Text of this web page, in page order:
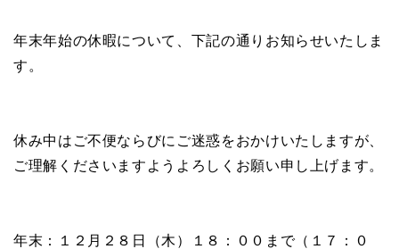
年末年始の休暇について、下記の通りお知らせいたしま
す。
休み中はご不便ならびにご迷惑をおかけいたしますが、
ご理解くださいますようよろしくお願い申し上げます。
年末：１２月２８日（木）１８：００まで（１７：０